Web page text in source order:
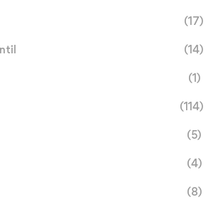
(17)
(14)
(1)
(114)
(5)
(4)
(8)